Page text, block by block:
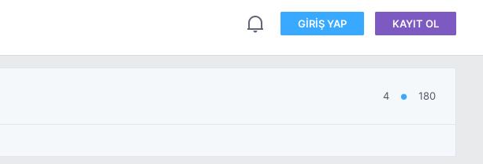
GIRIŞ YAP KAYIT OL
4 ● 180